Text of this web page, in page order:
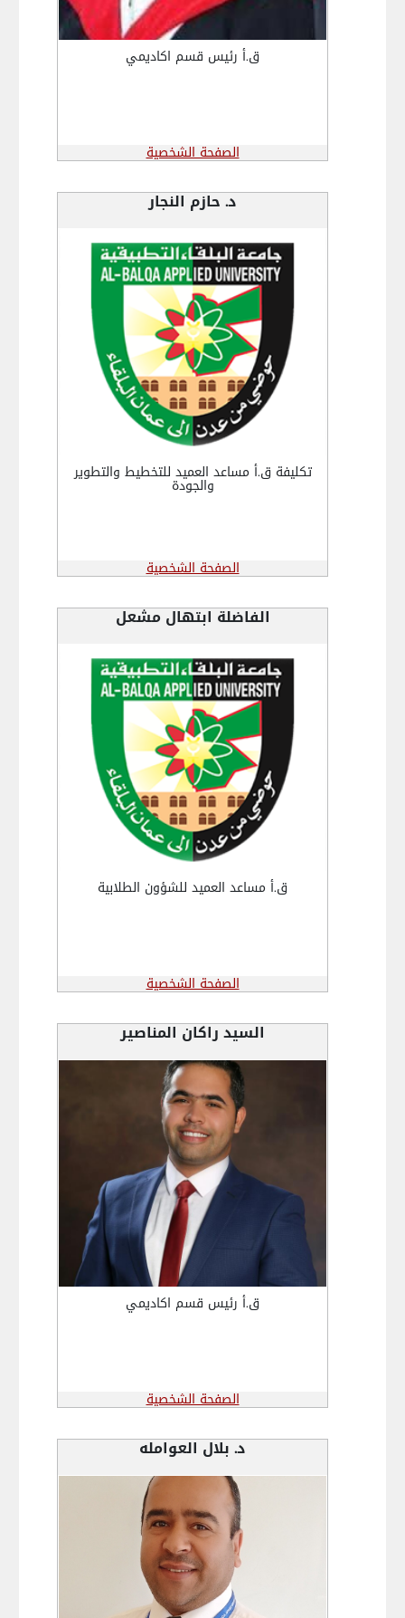
ق.أ رئيس قسم اكاديمي
الصفحة الشخصية
د. حازم النجار
تكليفة ق.أ مساعد العميد للتخطيط والتطوير
والجودة
الصفحة الشخصية
الفاضلة ابتهال مشعل
ق.أ مساعد العميد للشؤون الطلابية
الصفحة الشخصية
السيد راكان المناصير
ق.أ رئيس قسم اكاديمي
الصفحة الشخصية
د. بلال العوامله